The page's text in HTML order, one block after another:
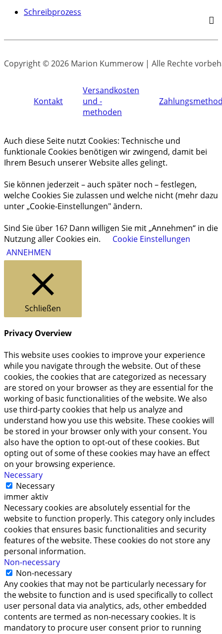
Schreibprozess
Copyright © 2026 Marion Kummerow | Alle Rechte
Kontakt
Versandkosten
und -
methoden
Auch diese Seite nutzt Cookies: Technische und
funktionale Cookies benötigen wir zwingend, damit bei
Ihrem Besuch unserer Website alles gelingt.
Sie können jederzeit – auch später noch – festlegen,
welche Cookies Sie zulassen und welche nicht (mehr dazu
unter „Cookie-Einstellungen" ändern.
Sind Sie über 16? Dann willigen Sie mit „Annehmen“ in die
Nutzung aller Cookies ein.
Cookie Einstellungen
ANNEHMEN
Schließen
Privacy Overview
This website uses cookies to improve your experience
while you navigate through the website. Out of these
cookies, the cookies that are categorized as necessary
are stored on your browser as they are essential for the
working of basic functionalities of the website. We also
use third-party cookies that help us analyze and
understand how you use this website. These cookies will
be stored in your browser only with your consent. You
also have the option to opt-out of these cookies. But
opting out of some of these cookies may have an effect
on your browsing experience.
Necessary
Necessary
immer aktiv
Necessary cookies are absolutely essential for the
website to function properly. This category only includes
cookies that ensures basic functionalities and security
features of the website. These cookies do not store any
personal information.
Non-necessary
Non-necessary
Any cookies that may not be particularly necessary for
the website to function and is used specifically to collect
user personal data via analytics, ads, other embedded
contents are termed as non-necessary cookies. It is
mandatory to procure user consent prior to running